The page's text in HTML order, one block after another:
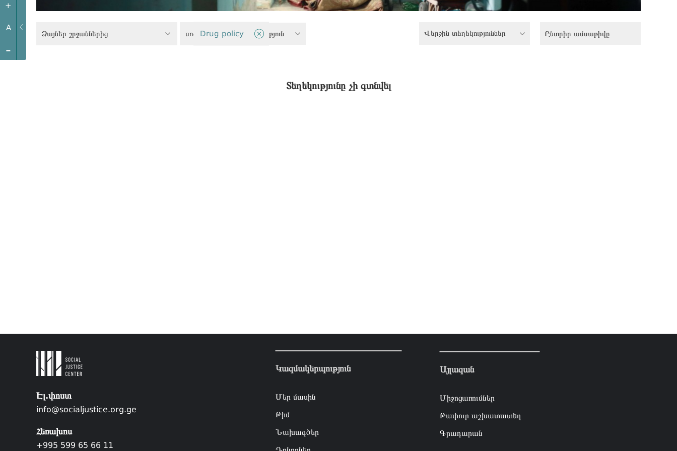
+
A
-
Ձայներ շրջաններից սոցիալական անվտանգություն
Drug policy Վերջին տեղեկություններ
Տեղեկությունը չի գտնվել
Էլ.փոստ
info@socialjustice.org.ge
Հեռախոս
+995 599 65 66 11
Կազմակերպություն
Մեր մասին
Թիմ
Նախագծեր
Այլազան
Միջոցառումներ
Թափուր աշխատատեղ
Գրադարան